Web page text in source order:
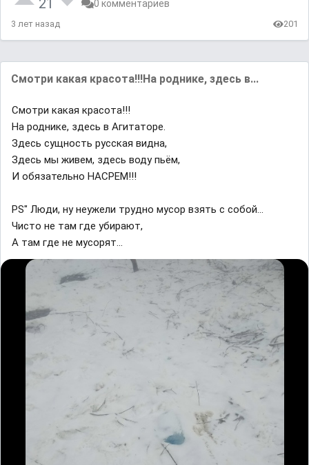
21 0 комментариев
3 лет назад 201
Смотри какая красота!!!На роднике, здесь в...
Смотри какая красота!!!
На роднике, здесь в Агитаторе.
Здесь сущность русская видна,
Здесь мы живем, здесь воду пьём,
И обязательно НАСРЕМ!!!
PS" Люди, ну неужели трудно мусор взять с собой...
Чисто не там где убирают,
А там где не мусорят...